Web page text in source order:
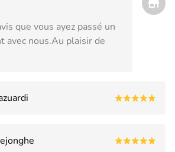
que vous ayez passé un
avec nous.Au plaisir de